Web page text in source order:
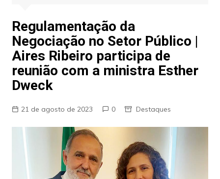
Regulamentação da
Negociação no Setor Público |
Aires Ribeiro participa de
reunião com a ministra Esther
Dweck
21 de agosto de 2023 0 Destaques